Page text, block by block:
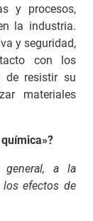
y procesos,
la industria.
y seguridad,
con los
de resistir su
materiales
general, a la
los efectos de